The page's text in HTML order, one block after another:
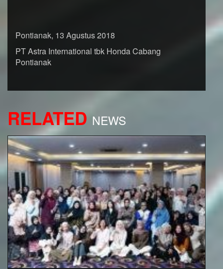
Pontianak, 13 Agustus 2018
PT Astra International tbk Honda Cabang
Pontianak
RELATED NEWS